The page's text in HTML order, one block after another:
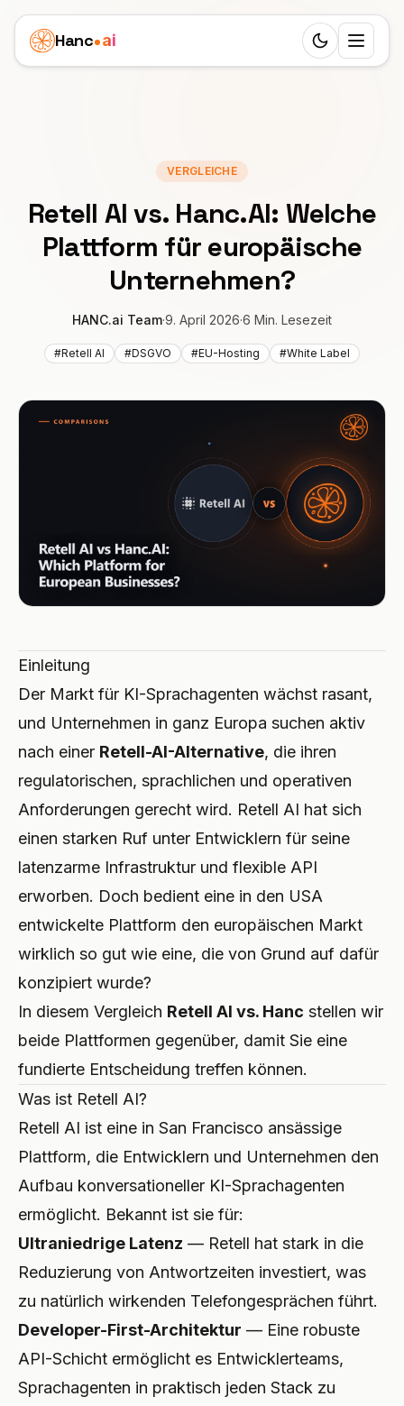
Hanc ai
Switch to
Features
Workflow
Integrationen
Auch im Microsoft Marketplace
Hanc AI in Ihrer Azure-Subscription
bereitstellen
Zahnarzt
Arzt
Tierarzt
Physiotherapie
DIENSTLEISTUNGEN
Schönheitssalon
Hotel
Eventlocation
Fitness
Fahrschule
PROFESSIONAL
Anwalt
Bestattung
Agentur
Immobilien
Versicherung
SaaS
Kinderklinik
Bestattungsunternehmen
Premium-Hotellerie
Notdienst
Alle Business Cases →
Ressourcen
LERNEN
Blog
TOOLS
Partner
White-Label-Lösung
VERDIENEN
Affiliate-Programm
Executive-Partner
Registrieren →
Anmelden
VERGLEICHE
Retell AI vs. Hanc.AI: Welche
Plattform für europäische
Unternehmen?
HANC.ai Team·9. April 2026·6 Min. Lesezeit
#Retell AI #DSGVO #EU-Hosting #White Label
Einleitung
Der Markt für KI-Sprachagenten wächst rasant,
und Unternehmen in ganz Europa suchen aktiv
nach einer Retell-AI-Alternative, die ihren
regulatorischen, sprachlichen und operativen
Anforderungen gerecht wird. Retell AI hat sich
einen starken Ruf unter Entwicklern für seine
latenzarme Infrastruktur und flexible API
erworben. Doch bedient eine in den USA
entwickelte Plattform den europäischen Markt
wirklich so gut wie eine, die von Grund auf dafür
konzipiert wurde?
In diesem Vergleich Retell AI vs. Hanc stellen wir
beide Plattformen gegenüber, damit Sie eine
fundierte Entscheidung treffen können.
Was ist Retell AI?
Retell AI ist eine in San Francisco ansässige
Plattform, die Entwicklern und Unternehmen den
Aufbau konversationeller KI-Sprachagenten
ermöglicht. Bekannt ist sie für:
Ultraniedrige Latenz — Retell hat stark in die
Reduzierung von Antwortzeiten investiert, was
zu natürlich wirkenden Telefongesprächen führt.
Developer-First-Architektur — Eine robuste
API-Schicht ermöglicht es Entwicklerteams,
Sprachagenten in praktisch jeden Stack zu